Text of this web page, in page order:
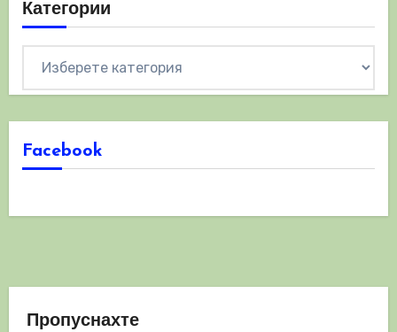
Категории
Facebook
Пропуснахте